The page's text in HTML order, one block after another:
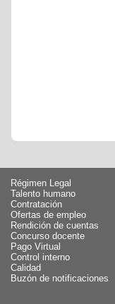
Régimen Legal
Talento humano
Contratación
Ofertas de empleo
Rendición de cuentas
Concurso docente
Pago Virtual
Control interno
Calidad
Buzón de notificaciones